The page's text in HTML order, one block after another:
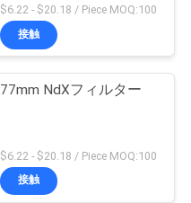
$6.22 - $20.18 / Piece MOQ:100
接触
77mm NdXフィルター
$6.22 - $20.18 / Piece MOQ:100
接触